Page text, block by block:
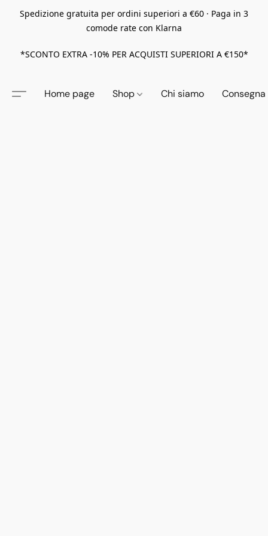
Spedizione gratuita per ordini superiori a €60 · Paga in 3
comode rate con Klarna
*SCONTO EXTRA -10% PER ACQUISTI SUPERIORI A €150*
Home page Shop Chi siamo Consegna